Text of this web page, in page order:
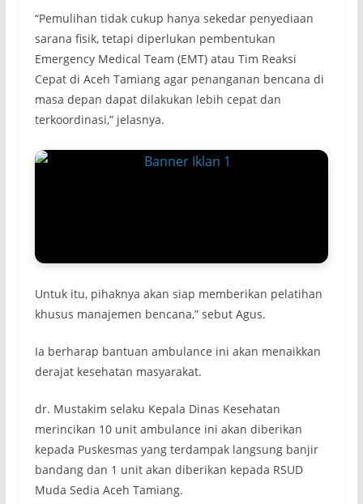
“Pemulihan tidak cukup hanya sekedar penyediaan
sarana fisik, tetapi diperlukan pembentukan
Emergency Medical Team (EMT) atau Tim Reaksi
Cepat di Aceh Tamiang agar penanganan bencana di
masa depan dapat dilakukan lebih cepat dan
terkoordinasi,” jelasnya.
Untuk itu, pihaknya akan siap memberikan pelatihan
khusus manajemen bencana,” sebut Agus.
Ia berharap bantuan ambulance ini akan menaikkan
derajat kesehatan masyarakat.
dr. Mustakim selaku Kepala Dinas Kesehatan
merincikan 10 unit ambulance ini akan diberikan
kepada Puskesmas yang terdampak langsung banjir
bandang dan 1 unit akan diberikan kepada RSUD
Muda Sedia Aceh Tamiang.